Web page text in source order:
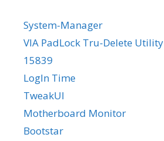
System-Manager
VIA PadLock Tru-Delete Utility
15839
LogIn Time
TweakUI
Motherboard Monitor
Bootstar